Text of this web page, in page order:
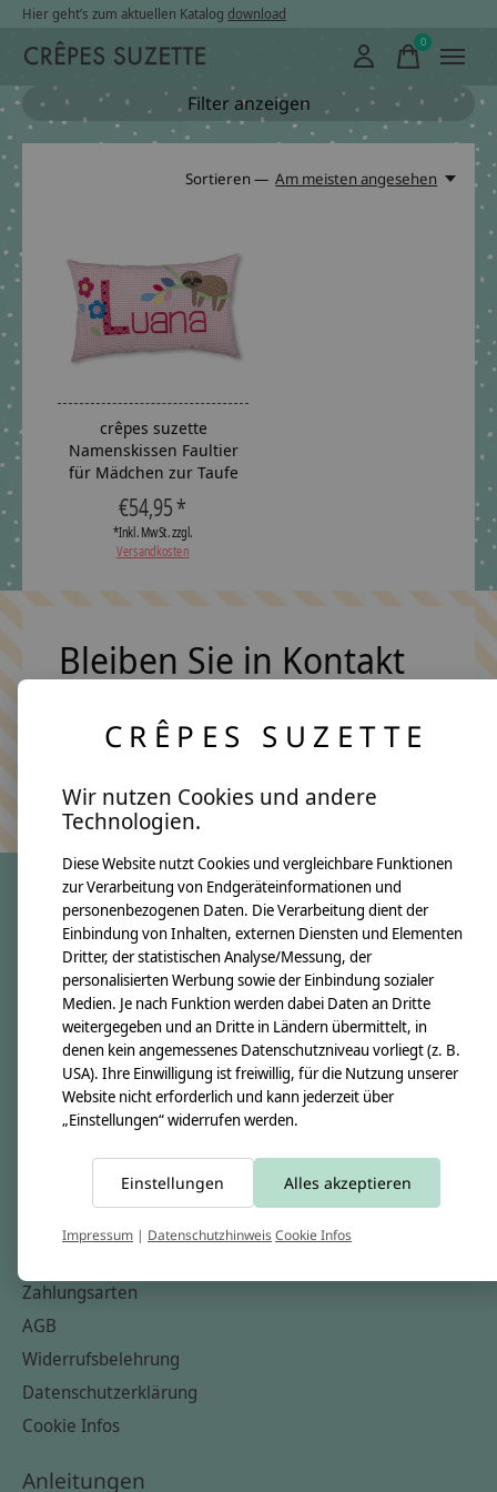
Hier geht’s zum aktuellen Katalog download
0items
Filter anzeigen
Sortieren — Am meisten angesehen
crêpes suzette
Namenskissen Faultier
für Mädchen zur Taufe
€54,95 *
*Inkl. MwSt. zzgl.
Versandkosten
Bleiben Sie in Kontakt
Keine Sorge, wir übertreiben es nicht
crêpes suzette
Über uns
Unsere Creppies
Nähkästchen
Unsere Stoffe
Impressum
Informationen
Kontakt
Zahlungsarten
AGB
Widerrufsbelehrung
Datenschutzerklärung
Cookie Infos
Anleitungen
CRÊPES SUZETTE
Wir nutzen Cookies und andere
Technologien.
Diese Website nutzt Cookies und vergleichbare Funktionen
zur Verarbeitung von Endgeräteinformationen und
personenbezogenen Daten. Die Verarbeitung dient der
Einbindung von Inhalten, externen Diensten und Elementen
Dritter, der statistischen Analyse/Messung, der
personalisierten Werbung sowie der Einbindung sozialer
Medien. Je nach Funktion werden dabei Daten an Dritte
weitergegeben und an Dritte in Ländern übermittelt, in
denen kein angemessenes Datenschutzniveau vorliegt (z. B.
USA). Ihre Einwilligung ist freiwillig, für die Nutzung unserer
Website nicht erforderlich und kann jederzeit über
„Einstellungen“ widerrufen werden.
Einstellungen Alles akzeptieren
Impressum | DatenschutzhinweisCookie Infos